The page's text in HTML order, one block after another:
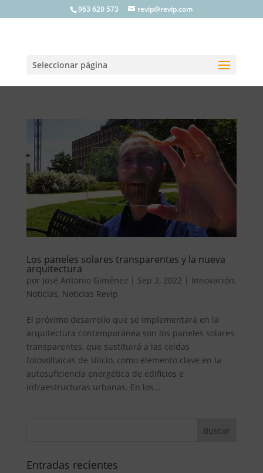
963 620 573 revip@revip.com
Seleccionar página
Los paneles solares transparentes y la nueva
arquitectura
por José Antonio Giménez | Sep 2, 2022 | Innovación,
Noticias, Noticias Revip
El próximo desarrollo que se implementará en la
arquitectura contemporánea son los paneles solares
transparentes, que sustituirá a las celdas
fotovoltaicas de silicio, como elemento clave en la
autosuficiencia energética de edificios e
infraestructuras urbanas. En los...
Entradas recientes